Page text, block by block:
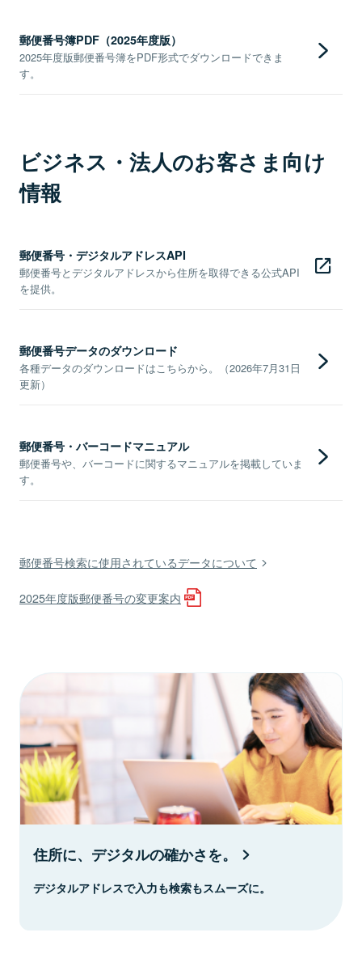
郵便番号簿PDF（2025年度版）
2025年度版郵便番号簿をPDF形式でダウンロードできま
す。
ビジネス・法人のお客さま向け
情報
郵便番号・デジタルアドレスAPI
郵便番号とデジタルアドレスから住所を取得できる公式API
を提供。
郵便番号データのダウンロード
各種データのダウンロードはこちらから。（2026年7月31日
更新）
郵便番号・バーコードマニュアル
郵便番号や、バーコードに関するマニュアルを掲載していま
す。
郵便番号検索に使用されているデータについて
2025年度版郵便番号の変更案内
住所に、デジタルの確かさを。
デジタルアドレスで入力も検索もスムーズに。